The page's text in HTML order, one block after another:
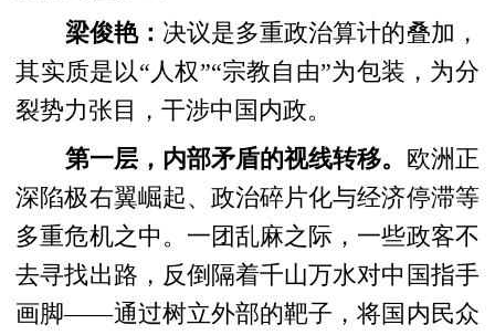
梁俊艳： 决议是多重政治算计的叠加，
其实质是以“人权”“宗教自由”为包装，为分
裂势力张目，干涉中国内政。
第一层，内部矛盾的视线转移。
欧洲正
深陷极右翼崛起、政治碎片化与经济停滞等
多重危机之中。一团乱麻之际，一些政客不
去寻找出路，反倒隔着千山万水对中国指手
画脚——通过树立外部的靶子，将国内民众